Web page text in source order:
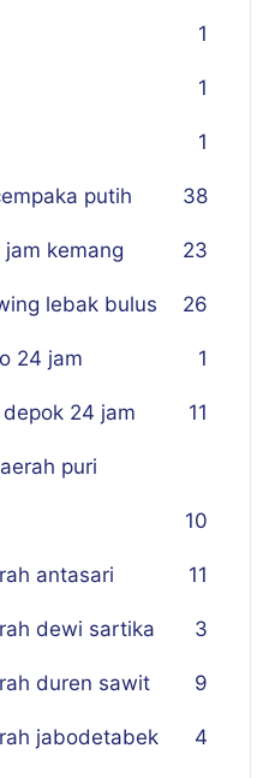
1
1
1
putih 38
kemang 23
lebak bulus 26
24 jam 1
24 jam 11
puri
10
antasari 11
dewi sartika 3
duren sawit 9
jabodetabek 4